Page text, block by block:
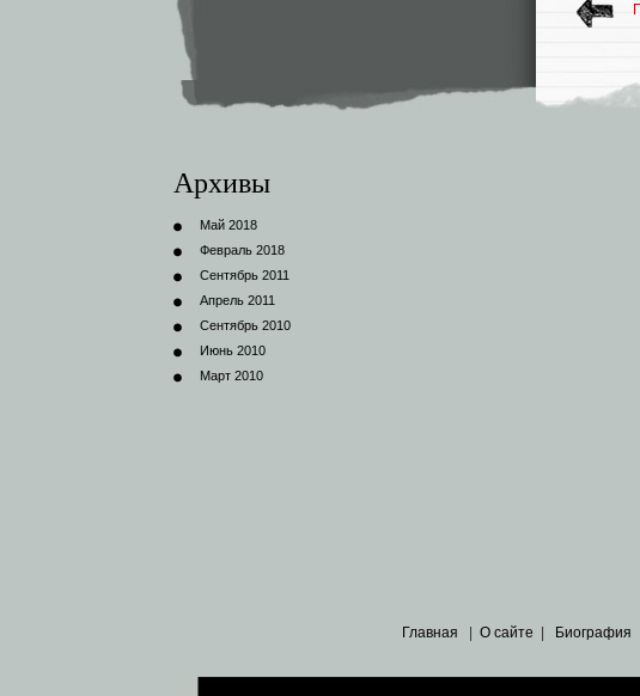
Архивы
Май 2018
Февраль 2018
Сентябрь 2011
Апрель 2011
Сентябрь 2010
Июнь 2010
Март 2010
Главная О сайте Биография